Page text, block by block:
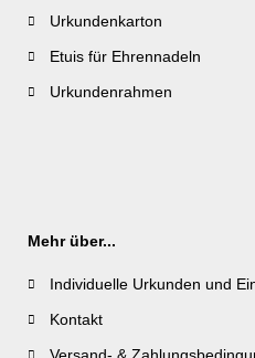
Urkundenkarton
Etuis für Ehrennadeln
Urkundenrahmen
Mehr über...
Individuelle Urkunden und
Kontakt